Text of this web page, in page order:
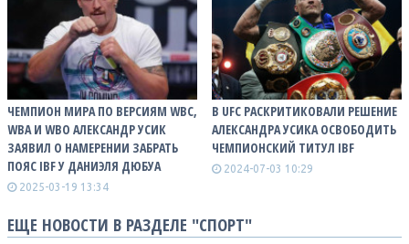
ЧЕМПИОН МИРА ПО ВЕРСИЯМ WBC,
WBA И WBO АЛЕКСАНДР УСИК
ЗАЯВИЛ О НАМЕРЕНИИ ЗАБРАТЬ
ПОЯС IBF У ДАНИЭЛЯ ДЮБУА
2025-03-19 13:34
В UFC РАСКРИТИКОВАЛИ РЕШЕНИЕ
АЛЕКСАНДРА УСИКА ОСВОБОДИТЬ
ЧЕМПИОНСКИЙ ТИТУЛ IBF
2024-07-03 10:29
ЕЩЕ НОВОСТИ В РАЗДЕЛЕ "СПОРТ"